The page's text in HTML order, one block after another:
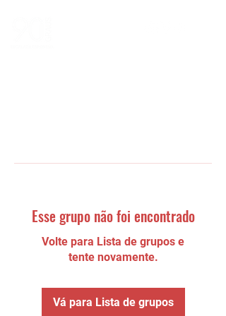
Esse grupo não foi encontrado
Volte para Lista de grupos e
tente novamente.
Vá para Lista de grupos